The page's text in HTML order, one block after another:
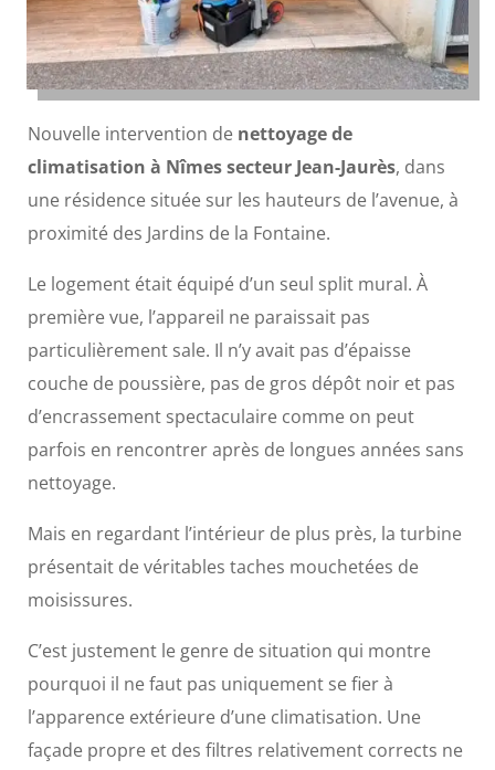
Nouvelle intervention de nettoyage de
climatisation à Nîmes secteur Jean-Jaurès, dans
une résidence située sur les hauteurs de l’avenue, à
proximité des Jardins de la Fontaine.
Le logement était équipé d’un seul split mural. À
première vue, l’appareil ne paraissait pas
particulièrement sale. Il n’y avait pas d’épaisse
couche de poussière, pas de gros dépôt noir et pas
d’encrassement spectaculaire comme on peut
parfois en rencontrer après de longues années sans
nettoyage.
Mais en regardant l’intérieur de plus près, la turbine
présentait de véritables taches mouchetées de
moisissures.
C’est justement le genre de situation qui montre
pourquoi il ne faut pas uniquement se fier à
l’apparence extérieure d’une climatisation. Une
façade propre et des filtres relativement corrects ne